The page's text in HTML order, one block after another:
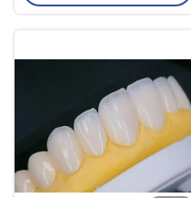
cosmética